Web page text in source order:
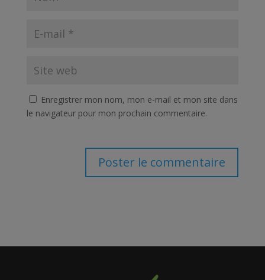
Enregistrer mon nom, mon e-mail et mon site dans
le navigateur pour mon prochain commentaire.